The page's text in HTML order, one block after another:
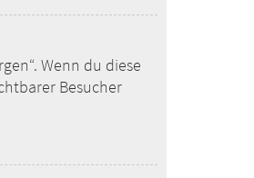
Wenn du diese
Besucher